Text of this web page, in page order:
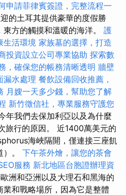
申請菲律賓簽證，完整流程一
的土耳其提供豪華的度假勝
方的觸摸和溫暖的海洋。 護
生活環境 家族墓的選擇，打造
投資設立公司專業協助 探索數
，確保您的帳務清晰透明 牆壁
漏水處理 餐飲設備回收推薦，
月嫂一天多少錢，幫助您了解
新竹徵信社，專業服務守護您
年我們去保加利亞以及為什麼
旅行的原因。 近1400萬美元的
海峽隔開，僅連接三座飢
。 下午茶外燴，讓您的茶會
服務 新北地區台胞證辦理資
洲和亞洲以及大理石和黑海的
和戰略場所，因為它是整體